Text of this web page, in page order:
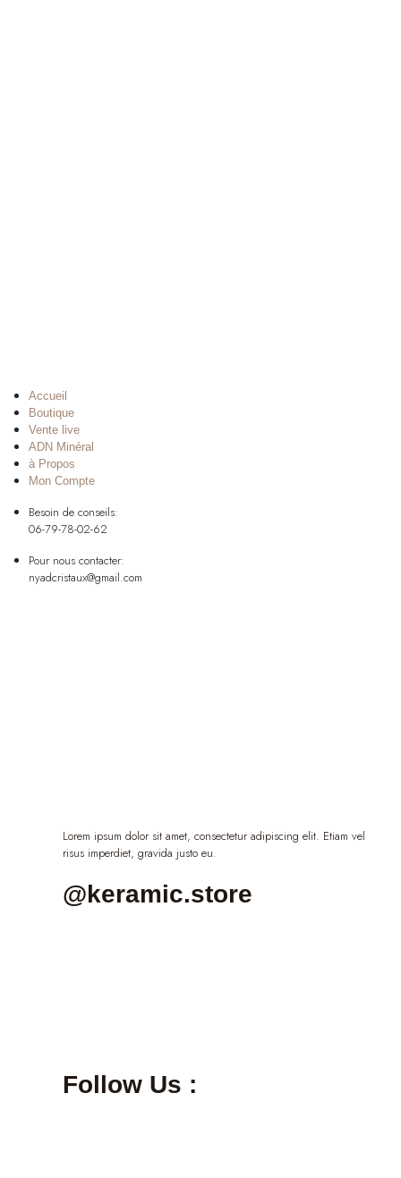
Accueil
Boutique
Vente live
ADN Minéral
à Propos
Mon Compte
Besoin de conseils:
06-79-78-02-62
Pour nous contacter:
nyadcristaux@gmail.com
Lorem ipsum dolor sit amet, consectetur adipiscing elit. Etiam vel
risus imperdiet, gravida justo eu.
@keramic.store
Follow Us :